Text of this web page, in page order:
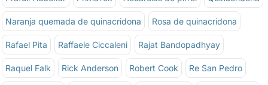
Naranja quemada de quinacridona Rosa de quinacridona
Rafael Pita Raffaele Ciccaleni Rajat Bandopadhyay
Raquel Falk Rick Anderson Robert Cook Re San Pedro